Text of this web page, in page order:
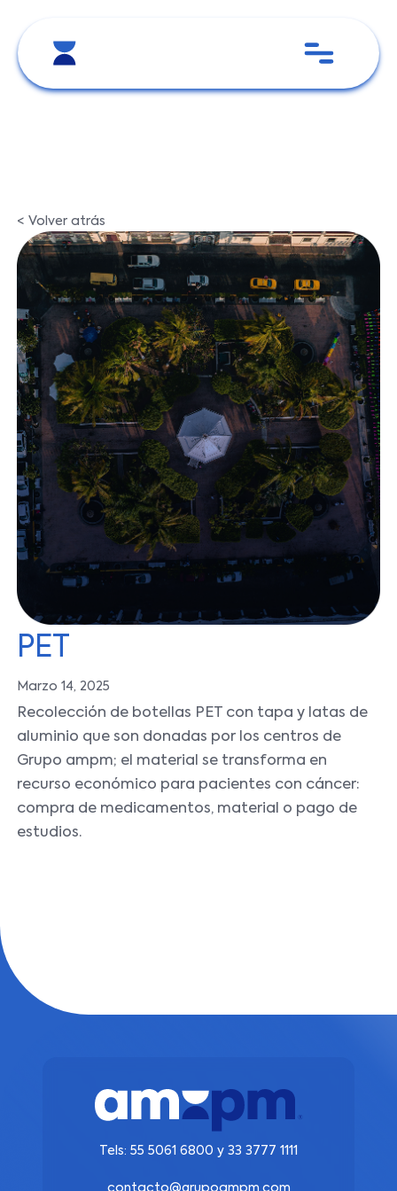
< Volver atrás
PET
Marzo 14, 2025
Recolección de botellas PET con tapa y latas de
aluminio que son donadas por los centros de
Grupo ampm; el material se transforma en
recurso económico para pacientes con cáncer:
compra de medicamentos, material o pago de
estudios.
Tels: 55 5061 6800 y 33 3777 1111
contacto@grupoampm.com